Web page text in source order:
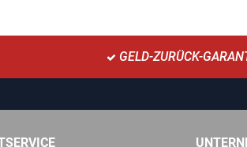
GELD-ZURÜCK-